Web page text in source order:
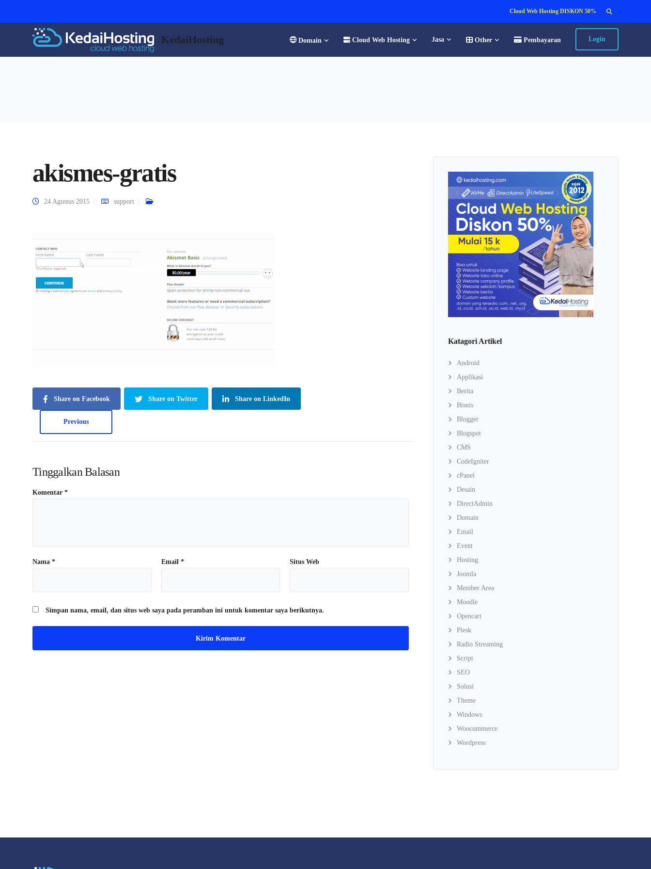
Cloud Web Hosting DISKON 50% Search
for:
KedaiHosting Domain Cloud Web Hosting Jasa Other Pembayaran Login
akismes-gratis
24 Agustus 2015 support
Share on Facebook Share on Twitter Share on LinkedIn
Previous
Tinggalkan Balasan
Komentar *
Nama * Email * Situs Web
Simpan nama, email, dan situs web saya pada peramban ini untuk komentar saya berikutnya.
Katagori Artikel
Android
Applikasi
Berita
Bisnis
Blogger
Blogspot
CMS
CodeIgniter
cPanel
Desain
DirectAdmin
Domain
Email
Event
Hosting
Joomla
Member Area
Moodle
Opencart
Plesk
Radio Streaming
Script
SEO
Solusi
Theme
Windows
Woocommerce
Wordpress